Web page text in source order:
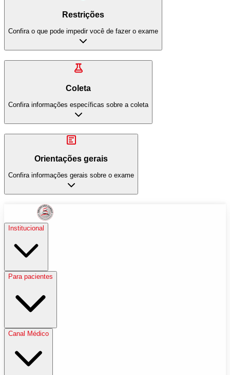
Restrições
Confira o que pode impedir você de fazer o exame
Coleta
Confira informações específicas sobre a coleta
Orientações gerais
Confira informações gerais sobre o exame
Institucional
Para pacientes
Canal Médico